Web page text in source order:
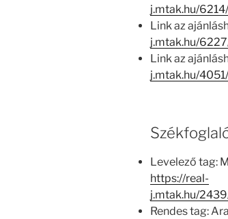
j.mtak.hu/
Link az
j.mtak.hu/
Link az
j.mtak.hu/
Levelező tag:
https://real-
j.mtak.hu/
Rendes tag: